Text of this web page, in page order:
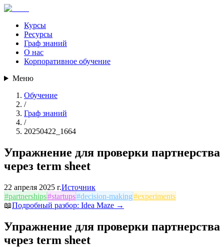
Курсы
Ресурсы
Граф знаний
О нас
Корпоративное обучение
Меню
Обучение
/
Граф знаний
/
20250422_1664
Упражнение для проверки партнерства
через term sheet
22 апреля 2025 г.Источник
#partnerships#startups#decision-making#experiments
📖Подробный разбор: Idea Maze →
Упражнение для проверки партнерства
через term sheet